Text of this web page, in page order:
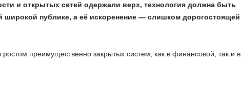
и открытых сетей одержали верх, технология должна быть
широкой публике, а её искоренение — слишком дорогостоящей
преимущественно закрытых систем, как в финансовой, так и в